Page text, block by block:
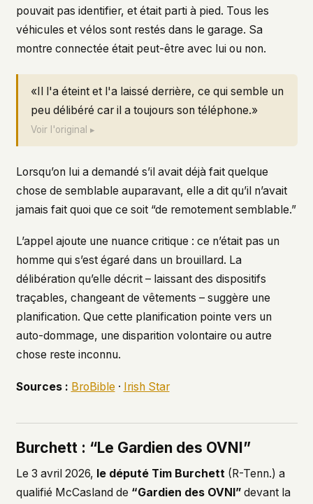
pouvait pas identifier, et était parti à pied. Tous les
véhicules et vélos sont restés dans le garage. Sa
montre connectée était peut-être avec lui ou non.
«Il l'a éteint et l'a laissé derrière, ce qui semble un
peu délibéré car il a toujours son téléphone.»
Voir l'original ▸
Lorsqu’on lui a demandé s’il avait déjà fait quelque
chose de semblable auparavant, elle a dit qu’il n’avait
jamais fait quoi que ce soit “de remotement semblable.”
L’appel ajoute une nuance critique : ce n’était pas un
homme qui s’est égaré dans un brouillard. La
délibération qu’elle décrit – laissant des dispositifs
traçables, changeant de vêtements – suggère une
planification. Que cette planification pointe vers un
auto-dommage, une disparition volontaire ou autre
chose reste inconnu.
Sources : BroBible · Irish Star
Burchett : “Le Gardien des OVNI”
Le 3 avril 2026, le député Tim Burchett(R-Tenn.) a
qualifié McCasland de “Gardien des OVNI”devant la